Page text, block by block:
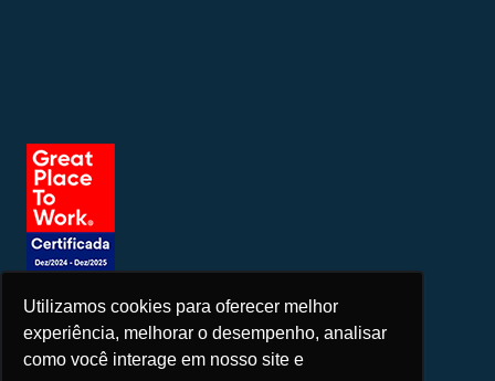
Utilizamos cookies para oferecer melhor
experiência, melhorar o desempenho, analisar
como você interage em nosso site e
Seja um patrocinador